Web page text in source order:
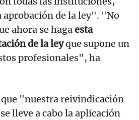
aprobación de la ley". "No
ahora se hagaesta
de la leyque supone un
profesionales", ha
que "nuestra reivindicación
lleve a cabo la aplicación